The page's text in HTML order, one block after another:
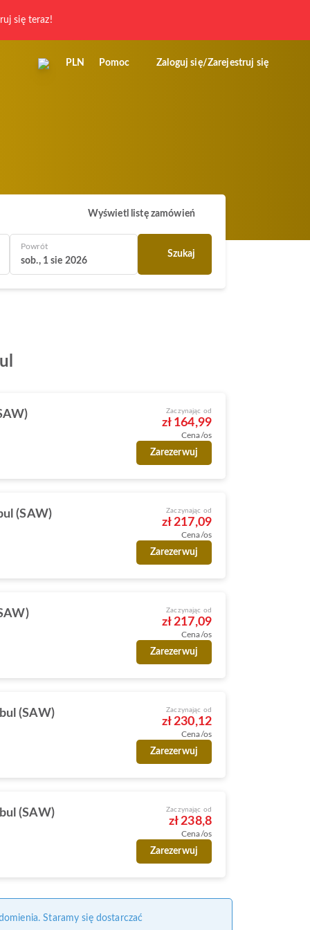
się teraz!
PLN Pomoc Zaloguj się/Zarejestruj się
Wyświetl listę zamówień
Powrót
sob., 1 sie 2026
Szukaj
Zaczynając od
zł 164,99
Cena/os
Zarezerwuj
(SAW) Zaczynając od
zł 217,09
Cena/os
Zarezerwuj
Zaczynając od
zł 217,09
Cena/os
Zarezerwuj
(SAW) Zaczynając od
zł 230,12
Cena/os
Zarezerwuj
(SAW) Zaczynając od
zł 238,8
Cena/os
Zarezerwuj
Staramy się dostarczać